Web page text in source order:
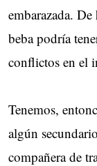
embarazada.
beba podría
conflictos en el
Tenemos,
algún
compañera de